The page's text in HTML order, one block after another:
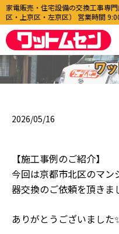
家電販売・住宅設備の交換工事専
区・上京区・左京区） 営業時間
2026/05/16
【施工事例のご紹介】
今回は京都市北区のマ
器交換のご依頼を頂きま
ありがとうございました